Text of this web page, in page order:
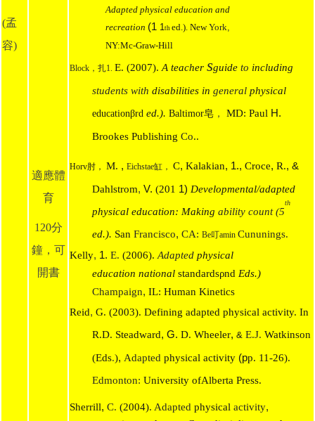
(孟
容)
適應體
育
120分
鐘，可
開書
Adapted physical education and
recreation (1 1 th ed.). NewYork
NY:Mc-Graw-Hill
Block，扎1. E. (2007). A teacher sguide to including
students withdisabilities ingeneralphysical
educationβrded.).Baltimor皂 ，MD: Paul H.
Brookes PublishingCo..
Horv肘， M. , Eichstae缸， C, Kalakian, 1., Croce, R., &
Dahlstrom,V.(201 1) Developmental/adapted
physical education: Makingability count (5
th
ed.). SanFrancisco,CA:Be叮aminCununings.
Kelly, 1. E. (2006). Adapted physical
education national standardsρnd Eds.)
Champaign, IL: Human Kinetics
Reid, G. (2003). Defining adapted physical activity. In
R.D. Steadward,G.D. Wheeler,&E.J.Watkinson
(Eds.), Adaptedphysical activity (pp. 11-26).
Edmonton:University ofAlberta Press.
Sherrill, C. (2004). Adapted physical activity,